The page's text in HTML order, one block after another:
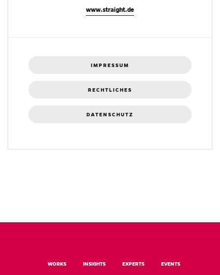
www.straight.de
IMPRESSUM
RECHTLICHES
DATENSCHUTZ
WORKS INSIGHTS EXPERTS EVENTS